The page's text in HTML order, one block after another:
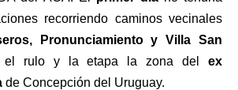
recorriendo caminos vecinales
Pronunciamiento y Villa San
el rulo y la etapa la zona del
ex
de Concepción del Uruguay.